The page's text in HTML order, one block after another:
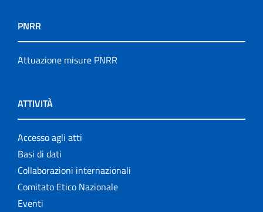
PNRR
Attuazione misure PNRR
ATTIVITÀ
Accesso agli atti
Basi di dati
Collaborazioni internazionali
Comitato Etico Nazionale
Eventi